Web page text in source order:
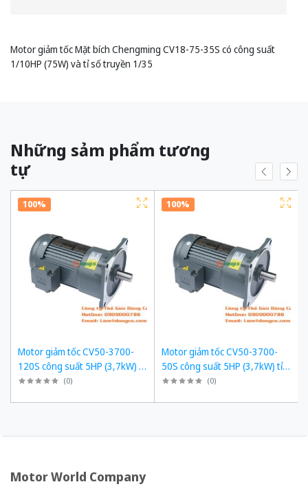
Motor giảm tốc Mặt bích Chengming CV18-75-35S có công suất
1/10HP (75W) và tỉ số truyền 1/35
Những sảm phẩm tương
tự
100%
Motor giảm tốc CV50-3700-
120S công suất 5HP (3,7kW) tỉ
số truyền 1/120
(0)
100%
Motor giảm tốc CV50-3700-
50S công suất 5HP (3,7kW) tỉ
số truyền 1/50
(0)
Motor World Company